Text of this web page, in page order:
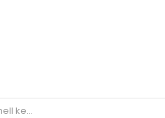
özellikleri